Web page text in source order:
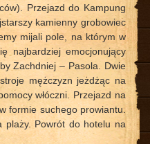
Przejazd do Kampung
kamienny grobowiec
mijali pole, na którym w
najbardziej emocjonujący
Zachdniej – Pasola. Dwie
mężczyzn jeżdżąc na
włóczni. Przejazd na
formie suchego prowiantu.
plaży. Powrót do hotelu na